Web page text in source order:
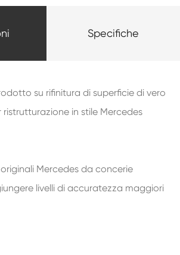
Specifiche
su rifinitura di superficie di vero
in stile Mercedes
Mercedes da concerie
livelli di accuratezza maggiori